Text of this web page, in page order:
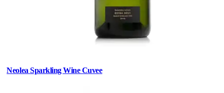
Neolea Sparkling Wine Cuvee